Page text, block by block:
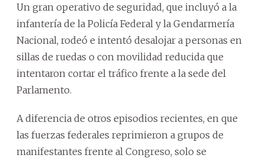
Un gran operativo de seguridad, que incluyó a la
infantería de la Policía Federal y la Gendarmería
Nacional, rodeó e intentó desalojar a personas en
sillas de ruedas o con movilidad reducida que
intentaron cortar el tráfico frente a la sede del
Parlamento.
A diferencia de otros episodios recientes, en que
las fuerzas federales reprimieron a grupos de
manifestantes frente al Congreso, solo se